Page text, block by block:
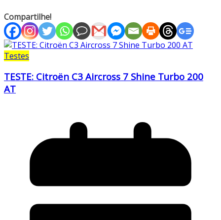
Compartilhe!
Testes
TESTE: Citroën C3 Aircross 7 Shine Turbo 200
AT